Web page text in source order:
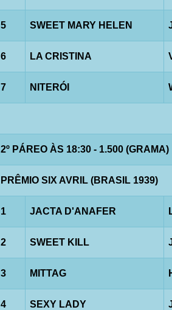
5 SWEET MARY HELEN
6 LA CRISTINA
7 NITERÓI
2º PÁREO ÀS 18:30 - 1.500 (GRAMA)
PRÊMIO SIX AVRIL (BRASIL 1939)
1 JACTA D'ANAFER
2 SWEET KILL
3 MITTAG
4 SEXY LADY